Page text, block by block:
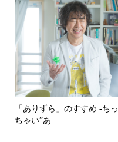
「ありずら」のすすめ -ちっ
ちゃい”あ...